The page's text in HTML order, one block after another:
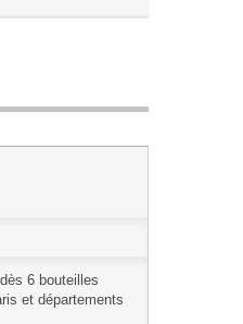
6 bouteilles
et départements